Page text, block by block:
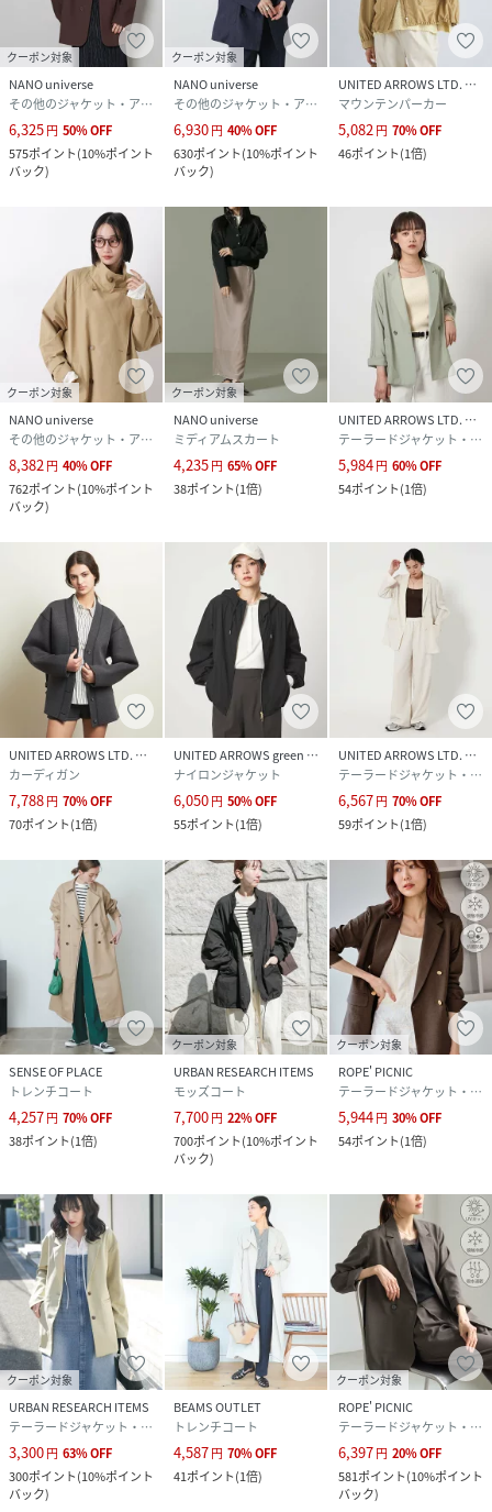
がプラスされ大人らしい着こなしに◎
■サイズ感
・ゆとりのあるサイズ感で、夏でもキャミソールやTシャツ
にさっと羽織るだけでサマになるのが魅力的
■取扱方法
て洗濯して下さい。洗濯後は形を整えて直ちに干してくださ
い。生地の特性上縮みます。あて布を使用してください。こ
ちらの商品は水や雨に濡れたり、汗による湿気、乾燥状態で
の摩擦により、薄い色の衣服などに色移りする可能性がござ
います。予めご了承いただき、ご使用の際にはご注意くださ
いますようお願い致します。
※サンプルにて撮影、採寸を行う為、実際にお届けする商品
と仕様やサイズが異なる場合がございます。予約時は生産の
都合上、お届け予定時期が前後する場合もございますので、
予めご了承下さい。
※光の当たり具合や撮影環境により色味が異なる場合がござ
◆お気に入り登録でアイテム情報をゲット◆
気になるアイテムをお気に入り登録して、あなただけの欲し
いものリストを作成！
いち早く特典情報をゲットして、お買い物をよりお楽しみく
ださい。
model: H175cm 着用サイズ: FREE
性別タイプ レディース
原産国 中国製
素材 キュプラ64%,ポリエステル36%
サイズ
クリーニング 手洗い、ドライクリーニング
品番
NV1585_669
669-5116318-041-42 NV1585)
クーポン対象
NANO universe
その他のジャケット・アウター
6,325円 50%OFF
575ポイント(10%ポイント
バック)
クーポン対象
NANO universe
その他のジャケット・アウター
6,930円 40%OFF
630ポイント(10%ポイント
バック)
UNITED ARROWS LTD. OUTLET
マウンテンパーカー
5,082円 70%OFF
46ポイント(1倍)
クーポン対象
NANO universe
その他のジャケット・アウター
8,382円 40%OFF
762ポイント(10%ポイント
バック)
クーポン対象
NANO universe
ミディアムスカート
4,235円 65%OFF
38ポイント(1倍)
UNITED ARROWS LTD. OUTLET
テーラードジャケット・ブレザー
5,984円 60%OFF
54ポイント(1倍)
UNITED ARROWS LTD. OUTLET
カーディガン
7,788円 70%OFF
70ポイント(1倍)
UNITED ARROWS green label relaxing
ナイロンジャケット
6,050円 50%OFF
55ポイント(1倍)
UNITED ARROWS LTD. OUTLET
テーラードジャケット・ブレザー
6,567円 70%OFF
59ポイント(1倍)
SENSE OF PLACE
トレンチコート
4,257円 70%OFF
38ポイント(1倍)
クーポン対象
URBAN RESEARCH ITEMS
モッズコート
7,700円 22%OFF
700ポイント(10%ポイント
バック)
クーポン対象
ROPE' PICNIC
テーラードジャケット・ブレザー
5,944円 30%OFF
54ポイント(1倍)
クーポン対象
URBAN RESEARCH ITEMS
テーラードジャケット・ブレザー
3,300円 63%OFF
300ポイント(10%ポイント
バック)
BEAMS OUTLET
トレンチコート
4,587円 70%OFF
41ポイント(1倍)
クーポン対象
ROPE' PICNIC
テーラードジャケット・ブレザー
6,397円 20%OFF
581ポイント(10%ポイント
バック)